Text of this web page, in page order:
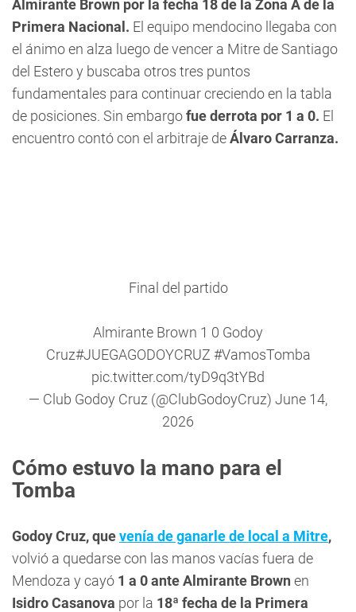
Almirante Brown por la fecha 18 de la Zona A de la
Primera Nacional. El equipo mendocino llegaba con
el ánimo en alza luego de vencer a Mitre de Santiago
del Estero y buscaba otros tres puntos
fundamentales para continuar creciendo en la tabla
de posiciones. Sin embargofue derrota por 1 a 0. El
encuentro contó con el arbitraje deÁlvaro Carranza.
Final del partido
Almirante Brown 1 0 Godoy
Cruz#JUEGAGODOYCRUZ #VamosTomba
pic.twitter.com/tyD9q3tYBd
— Club Godoy Cruz (@ClubGodoyCruz) June 14,
2026
Cómo estuvo la mano para el
Tomba
Godoy Cruz, quevenía de ganarle de local a Mitre,
volvió a quedarse con las manos vacías fuera de
Mendoza y cayó 1 a 0 ante Almirante Brown en
Isidro Casanova por la 18ª fecha de la Primera